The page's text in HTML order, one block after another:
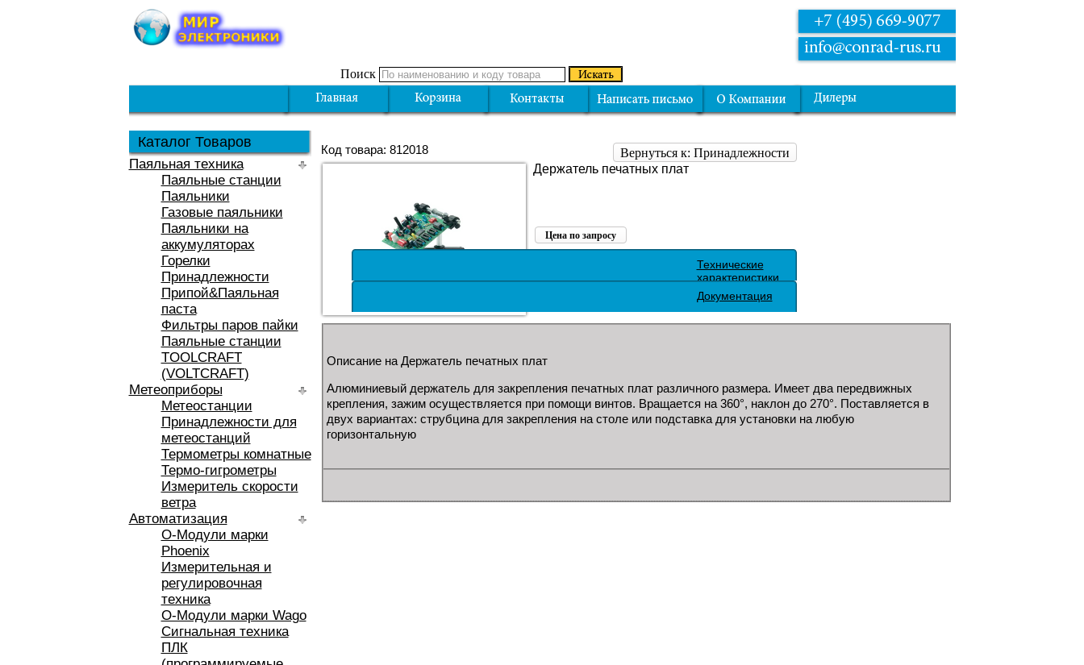
Поиск
Каталог Товаров
Паяльная техника
Паяльные станции
Паяльники
Газовые паяльники
Паяльники на
аккумуляторах
Горелки
Принадлежности
Припой&Паяльная
паста
Фильтры паров пайки
Паяльные станции
TOOLCRAFT
(VOLTCRAFT)
Метеоприборы
Метеостанции
Принадлежности для
метеостанций
Термометры комнатные
Термо-гигрометры
Измеритель скорости
ветра
Автоматизация
O-Модули марки
Phoenix
Измерительная и
регулировочная
техника
O-Модули марки Wago
Сигнальная техника
ПЛК
Вернуться к: Принадлежности
Код товара: 812018
Держатель печатных плат
Цена по запросу
Технические
характеристики
Документация
Описание на Держатель печатных плат
Алюминиевый держатель для закрепления печатных плат различного размера. Имеет два передвижных
крепления, зажим осуществляется при помощи винтов. Вращается на 360°, наклон до 270°. Поставляется в
двух вариантах: струбцина для закрепления на столе или подставка для установки на любую
горизонтальную